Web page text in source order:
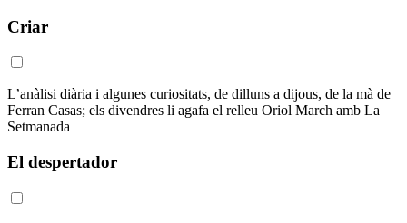
Criar
L’anàlisi diària i algunes curiositats, de dilluns a dijous, de la mà de
Ferran Casas; els divendres li agafa el relleu Oriol March amb La
Setmanada
El despertador